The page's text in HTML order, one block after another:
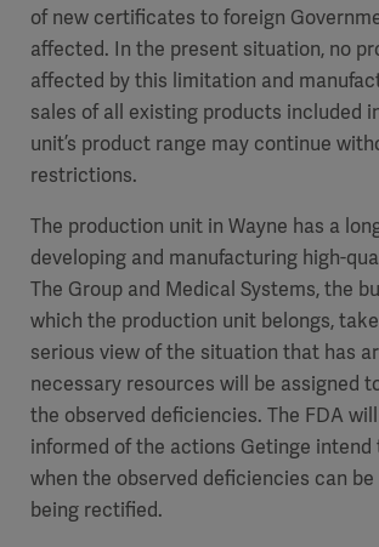
of new certificates to foreign
affected. In the present situation, no
affected by this limitation and
sales of all existing products included
unit’s product range may continue
restrictions.
The production unit in Wayne has a
developing and manufacturing high-
The Group and Medical Systems, the
which the production unit belongs,
serious view of the situation that has
necessary resources will be assigned
the observed deficiencies. The FDA
informed of the actions Getinge intend
when the observed deficiencies can be
being rectified.